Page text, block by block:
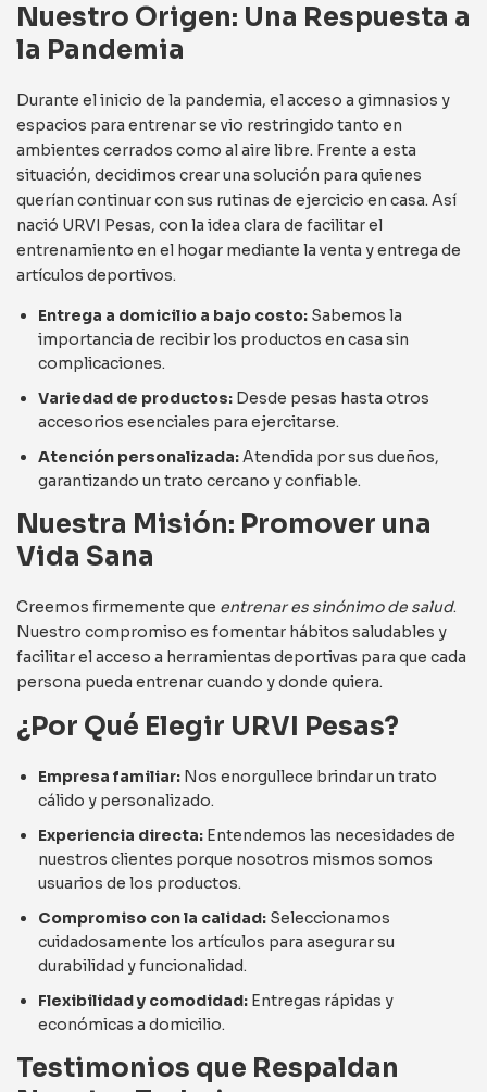
Nuestro Origen: Una Respuesta a
la Pandemia
Durante el inicio de la pandemia, el acceso a gimnasios y
espacios para entrenar se vio restringido tanto en
ambientes cerrados como al aire libre. Frente a esta
situación, decidimos crear una solución para quienes
querían continuar con sus rutinas de ejercicio en casa. Así
nació URVI Pesas, con la idea clara de facilitar el
entrenamiento en el hogar mediante la venta y entrega de
artículos deportivos.
Entrega a domicilio a bajo costo: Sabemos la
importancia de recibir los productos en casa sin
complicaciones.
Variedad de productos: Desde pesas hasta otros
accesorios esenciales para ejercitarse.
Atención personalizada:Atendida por sus dueños,
garantizando un trato cercano y confiable.
Nuestra Misión: Promover una
Vida Sana
Creemos firmemente que entrenar es sinónimo de salud.
Nuestro compromiso es fomentar hábitos saludables y
facilitar el acceso a herramientas deportivas para que cada
persona pueda entrenar cuando y donde quiera.
¿Por Qué Elegir URVI Pesas?
Empresa familiar: Nos enorgullece brindar un trato
cálido y personalizado.
Experiencia directa: Entendemos las necesidades de
nuestros clientes porque nosotros mismos somos
usuarios de los productos.
Compromiso con la calidad: Seleccionamos
cuidadosamente los artículos para asegurar su
durabilidad y funcionalidad.
Flexibilidad y comodidad: Entregas rápidas y
económicas a domicilio.
Testimonios que Respaldan